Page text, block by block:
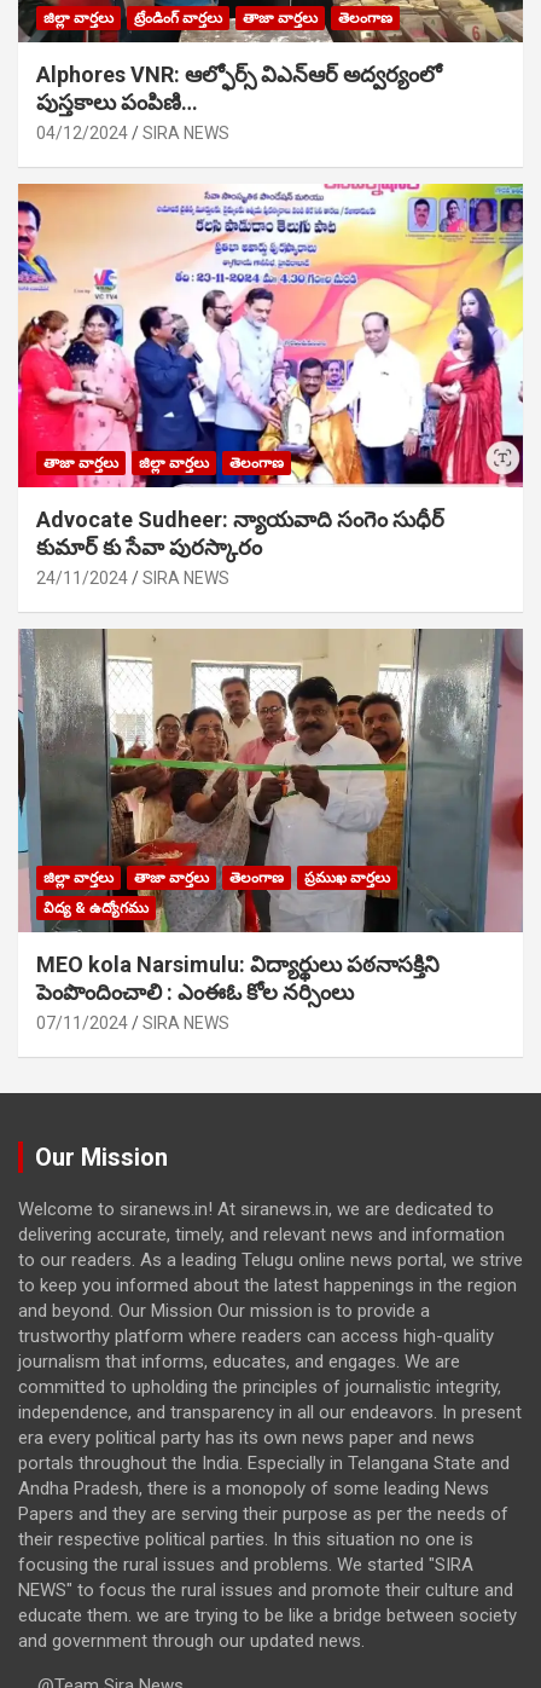
జిల్లా వార్తలు ట్రేండింగ్ వార్తలు తాజా వార్తలు తెలంగాణ
Alphores VNR: ఆల్ఫోర్స్ విఎన్ఆర్ అద్వర్యంలో
పుస్తకాలు పంపిణి…
04/12/2024 SIRA NEWS
తాజా వార్తలు జిల్లా వార్తలు తెలంగాణ
Advocate Sudheer: న్యాయవాది సంగెం సుధీర్
కుమార్ కు సేవా పురస్కారం
24/11/2024 SIRA NEWS
జిల్లా వార్తలు తాజా వార్తలు తెలంగాణ
ప్రముఖ వార్తలు
విద్య & ఉద్యోగము
MEO kola Narsimulu: విద్యార్థులు పఠ‌నాసక్తిని
పెంపొందించాలి : ఎంఈఓ కోల నర్సింలు
07/11/2024 SIRA NEWS
Our Mission
Welcome to siranews.in! At siranews.in, we are dedicated to
delivering accurate, timely, and relevant news and information
to our readers. As a leading Telugu online news portal, we strive
to keep you informed about the latest happenings in the region
and beyond. Our Mission Our mission is to provide a
trustworthy platform where readers can access high-quality
journalism that informs, educates, and engages. We are
committed to upholding the principles of journalistic integrity,
independence, and transparency in all our endeavors. In present
era every political party has its own news paper and news
portals throughout the India. Especially in Telangana State and
Andha Pradesh, there is a monopoly of some leading News
Papers and they are serving their purpose as per the needs of
their respective political parties. In this situation no one is
focusing the rural issues and problems. We started "SIRA
NEWS" to focus the rural issues and promote their culture and
educate them. we are trying to be like a bridge between society
and government through our updated news.